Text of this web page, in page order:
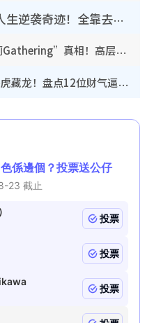
五索亲揭10年前负债人生逆袭奇迹！全靠去一地方转运后即遇上马先生
林芊妤亲解12年前“残厕Gathering”真相！高层解约一句话重创尊严，至今拒返TVB
《爱·回家》隐形富豪卧虎藏龙！盘点12位财气逼人的有钱艺人：这位美女3亿身家不愁做